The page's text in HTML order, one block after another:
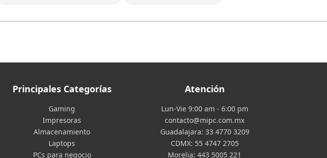
Principales Categorías
Gaming
Impresoras
Almacenamiento
Laptops
PCs para negocio
Atención
Lun-Vie 9:00 am - 6:00 pm
contacto@mipc.com.mx
Guadalajara: 33 4770 3209
CDMX: 55 4747 2705
Morelia: 443 5005 221